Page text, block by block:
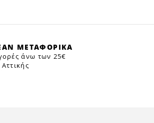
ΜΕΤΑΦΟΡΙΚΑ
άνω των 25€